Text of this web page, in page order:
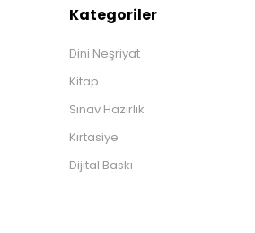
Kategoriler
Dini Neşriyat
Kitap
Sınav Hazırlık
Kırtasiye
Dijital Baskı